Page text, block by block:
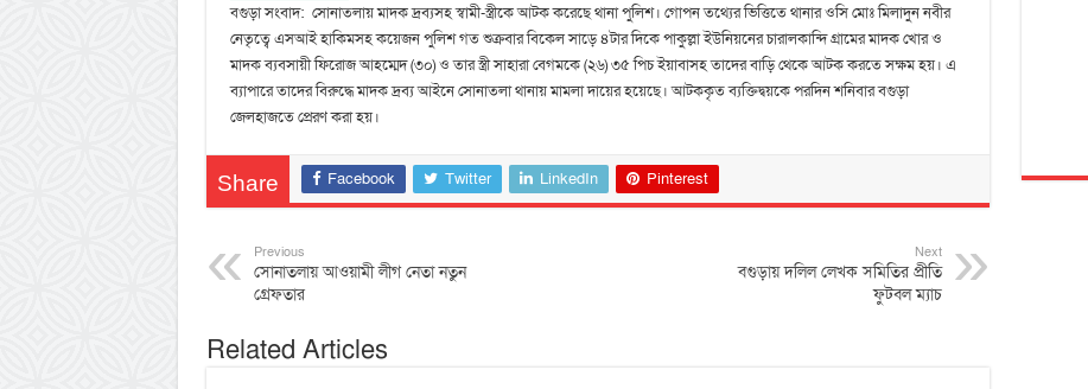
বগুড়া সংবাদ: সোনাতলায় মাদক দ্রব্যসহ স্বামী-স্ত্রীকে আটক করেছে থানা পুলিশ। গোপন তথ্যের ভিত্তিতে থানার ওসি মোঃ মিলাদুন নবীর
নেতৃত্বে এসআই হাকিমসহ কয়েজন পুলিশ গত শুক্রবার বিকেল সাড়ে ৪টার দিকে পাকুল্লা ইউনিয়নের চারালকান্দি গ্রামের মাদক খোর ও
মাদক ব্যবসায়ী ফিরোজ আহম্মেদ (৩০) ও তার স্ত্রী সাহারা বেগমকে (২৬) ৩৫ পিচ ইয়াবাসহ তাদের বাড়ি থেকে আটক করতে সক্ষম হয়। এ
ব্যাপারে তাদের বিরুদ্ধে মাদক দ্রব্য আইনে সোনাতলা থানায় মামলা দায়ের হয়েছে। আটককৃত ব্যক্তিদ্বয়কে পরদিন শনিবার বগুড়া
জেলহাজতে প্রেরণ করা হয়।
Share Facebook Twitter LinkedIn Pinterest
Previous
সোনাতলায় আওয়ামী লীগ নেতা নতুন
গ্রেফতার
Next
বগুড়ায় দলিল লেখক সমিতির প্রীতি
ফুটবল ম্যাচ
Related Articles